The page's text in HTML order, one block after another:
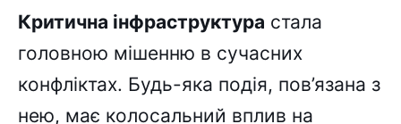
Критична інфраструктура стала
головною мішенню в сучасних
конфліктах. Будь-яка подія, пов’язана з
нею, має колосальний вплив на